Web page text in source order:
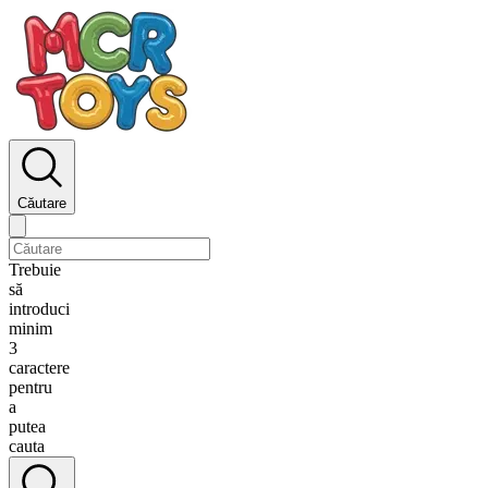
Căutare
Trebuie
să
introduci
minim
3
caractere
pentru
a
putea
cauta